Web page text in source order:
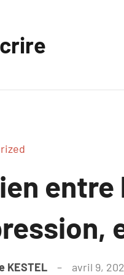
KESTEL avril 9,